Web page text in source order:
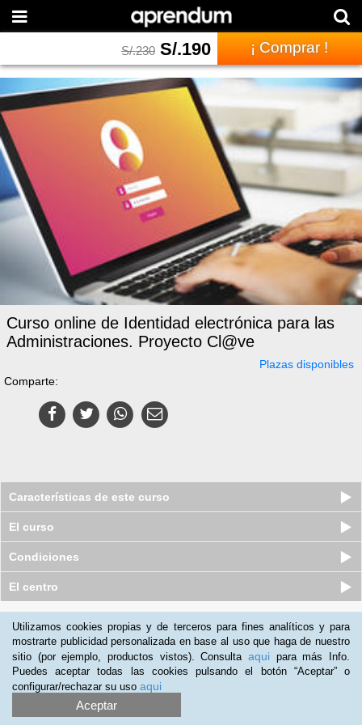
S/.230 S/.190 ¡ Comprar !
Curso online de Identidad electrónica para las
Administraciones. Proyecto Cl@ve
Plazas disponibles
Comparte:
Características de este curso
El curso
Condiciones
El centro
Utilizamos cookies propias y de terceros para fines analíticos y para
mostrarte publicidad personalizada en base al uso que haga de nuestro
sitio (por ejemplo, productos vistos). Consulta aqui para más Info.
Puedes aceptar todas las cookies pulsando el botón “Aceptar” o
configurar/rechazar su uso aqui
Aceptar
Promociona tu negocio |Programa de Afiliación
2012-2026 Aprendum
LLámanos: